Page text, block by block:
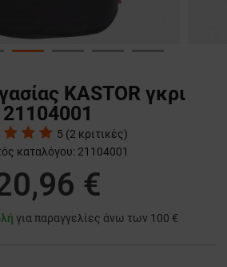
KASTOR γκρι
21104001
5 (2 κριτικές)
καταλόγου: 21104001
€
για παραγγελίες άνω των 100 €